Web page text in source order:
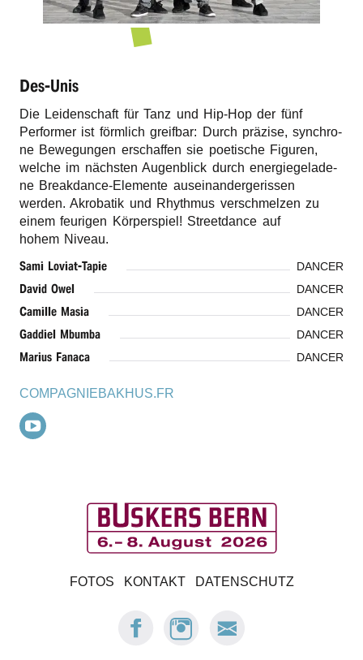
Des-Unis
Die Leiden­schaft für Tanz und Hip-Hop der fünf
Perfor­mer ist förm­lich greif­bar: Durch präzi­se, synchro­
ne Bewe­gun­gen erschaf­fen sie poeti­sche Figu­ren,
welche im nächs­ten Augen­blick durch ener­gie­ge­la­de­
ne Break­dance-Elemen­te ausein­an­der­ge­ris­sen
werden. Akro­ba­tik und Rhyth­mus verschmel­zen zu
einem feuri­gen Körper­spiel! Street­dance auf
hohem Niveau.
Sami Lovi­at-Tapie DANCER
David Owel DANCER
Camil­le Masia DANCER
Gaddiel Mbum­ba DANCER
Mari­us Fanaca DANCER
COMPAGNIEBAKHUS.FR
B
s
FOTOS KONTAKT DATENSCHUTZ
FACEBOOK:
BUSKERS
INSTAGRAM:
BUSKERS
E-
MAIL